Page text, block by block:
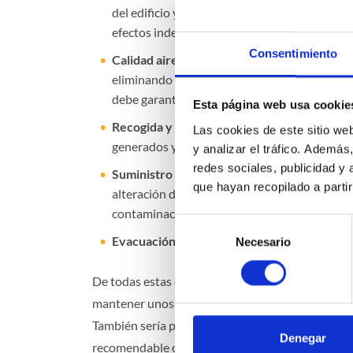
Consentimiento
Esta página web usa
Las cookies de este sitio
y analizar el tráfico.
redes sociales, publicidad y
que hayan recopilado a
Selección
de
consentimiento
Necesario
Denegar
del edificio y en sus cerramientos y además
efectos indeseables.
Calidad aire interior
. El edificio debe
eliminando contaminantes habituales. Para
debe garantizarse un caudal de ventilación
Recogida y evacuación residuos. Deben
generados y facilitar la labor del sistema
Suministro de agua. El suministro de agua
alteración de las propiedades de aptitud
contaminación. También deben aplicarse
Evacuación de aguas
. Todas las aguas
De todas estas exigencias puede extraerse la
mantener unos estándares de salubridad y
También sería posible, si fuera necesario,
recomendable otro para
monitorizar el gasto